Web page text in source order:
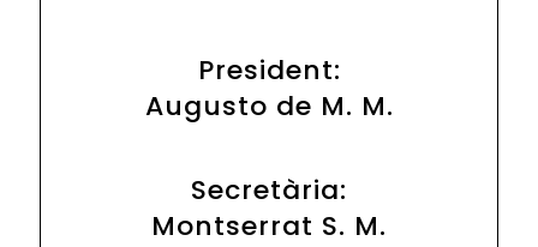
President:
Augusto de M. M.
Secretària:
Montserrat S. M.